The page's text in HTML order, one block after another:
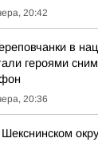
20:42
в
героями
20:36